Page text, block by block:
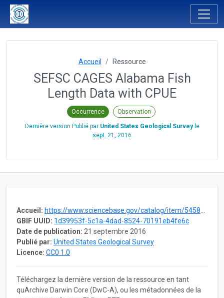
Accueil Ressource
SEFSC CAGES Alabama Fish
Length Data with CPUE
Occurrence Observation
Dernière version Publié par United States Geological Surveyle
sept. 21, 2016
Accueil: https://www.sciencebase.gov/catalog/item/54580cb0e4b009f8aec93eef
GBIF UUID: 1d39953f-5c1a-4dad-8524-70191eb4fe6c
Date de publication: 21 septembre 2016
Publié par: United States Geological Survey
Licence: CC0 1.0
Téléchargez la dernière version de la ressource en tant
quArchive Darwin Core (DwC-A), ou les métadonnées de la